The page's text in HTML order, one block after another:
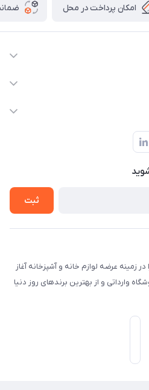
امکان پرداخت در محل
ثبت
فعالیت خود را در زمینه عرضه لوازم خانه و آشپزخانه آغاز
وارداتی و از بهترین برندهای روز دنیا